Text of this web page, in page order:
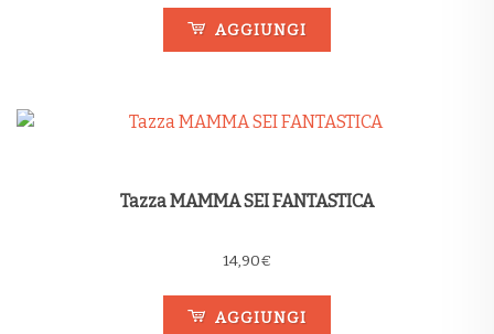
AGGIUNGI
Tazza MAMMA SEI FANTASTICA
14,90€
AGGIUNGI